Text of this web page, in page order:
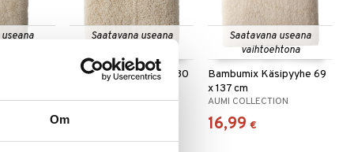
Om
Saatavana useana
Bambumix Käsipyyhe 30
AUMI COLLECTION
4,99
Saatavana useana
vaihtoehtona
Bambumix Käsipyyhe 69
x 137 cm
AUMI COLLECTION
16,99 €